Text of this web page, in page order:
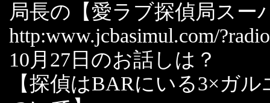
局長の【愛ラブ探偵局スー
http:www.jcbasimul.com/
10月27日のお話しは？
【探偵はBARにいる3×ガ